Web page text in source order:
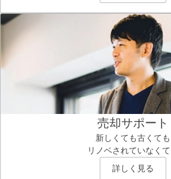
売却サポート
新しくても古くても
リノベされていなくて
詳しく見る